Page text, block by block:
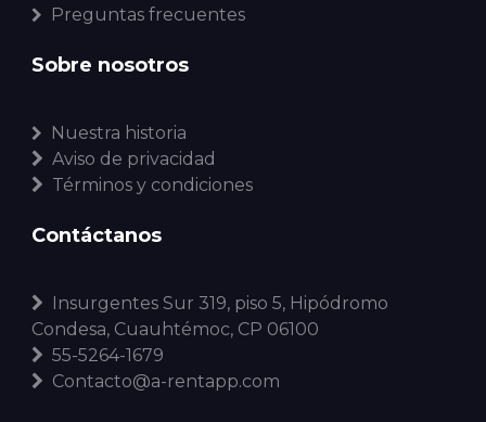
Preguntas frecuentes
Sobre nosotros
Nuestra historia
Aviso de privacidad
Términos y condiciones
Contáctanos
Insurgentes Sur 319, piso 5, Hipódromo
Condesa, Cuauhtémoc, CP 06100
55-5264-1679
Contacto@a-rentapp.com